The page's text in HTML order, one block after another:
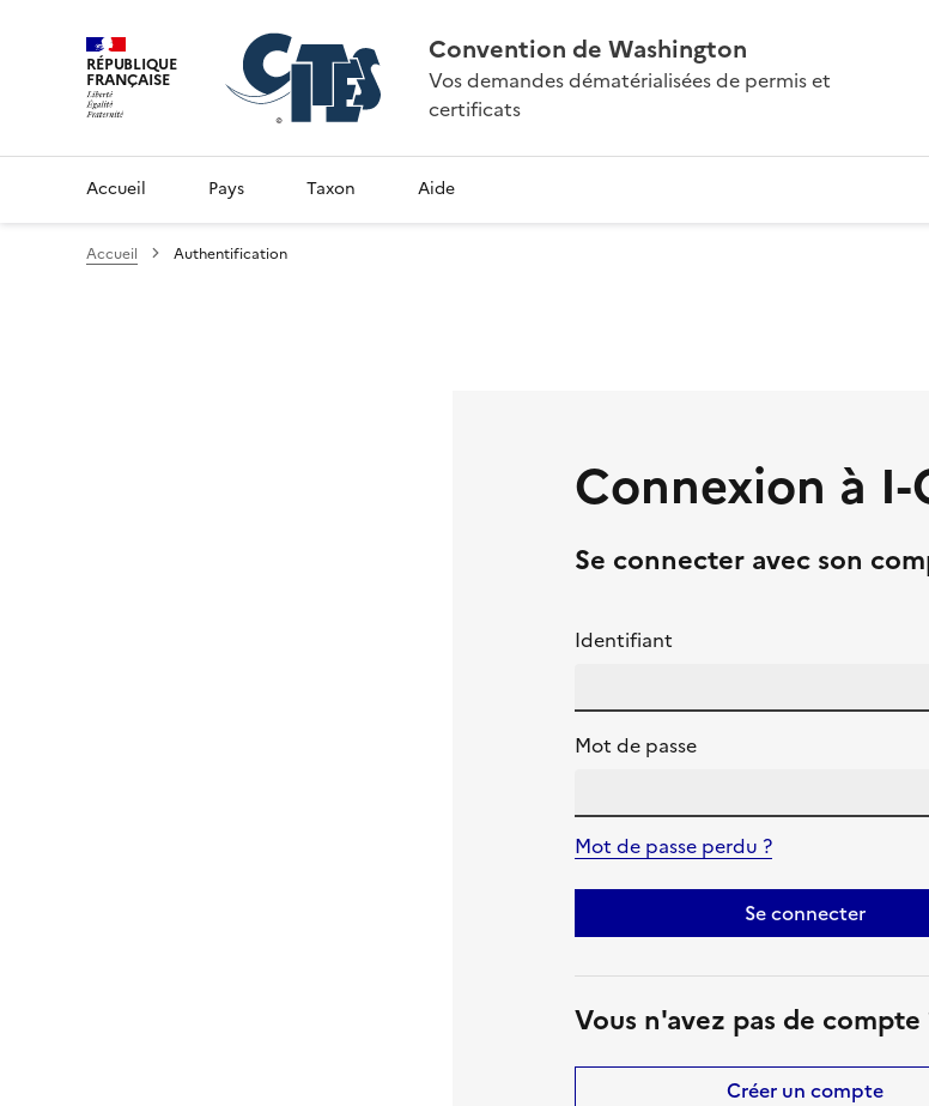
RÉPUBLIQUE
FRANÇAISE
Convention de Washington
Vos demandes dématérialisées de permis et
certificats
Accueil Pays Taxon Aide
Accueil Authentification
Connexion à I-
Se connecter avec son
Identifiant
Mot de passe
Mot de passe perdu ?
Se connecter
Vous n'avez pas de compte
Créer un compte